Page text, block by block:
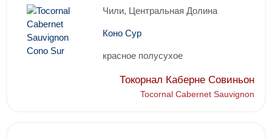
Чили, Центральная Долина
Коно Сур
красное полусухое
Токорнал Каберне Совиньон
Tocornal Cabernet Sauvignon